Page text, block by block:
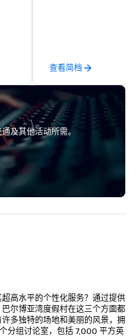
Scottsdale’s luxury
Diego’s coastal charm. At AZA
every client works
senior-level program
start to finish,
expertise, and
offering custom
perfectly with each
execution.
查看简档
及其他活动所需。
高水平的个性化服务？通过提供
尔博亚湾度假村在这三个方面都
多独特的场地和美丽的风景，拥
分组讨论室，包括 7,000 平方英